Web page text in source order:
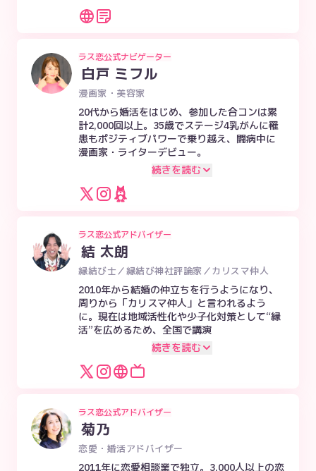
ラス恋公式ナビゲーター
白戸 ミフル
漫画家・美容家
20代から婚活をはじめ、参加した合コンは累
計2,000回以上。35歳でステージ4乳がんに罹
患もポジティブパワーで乗り越え、闘病中に
漫画家・ライターデビュー。
続きを読む
ラス恋公式アドバイザー
結 太朗
縁結び士／縁結び神社評論家／カリスマ仲人
2010年から結婚の仲立ちを行うようになり、
周りから「カリスマ仲人」と言われるよう
に。現在は地域活性化や少子化対策として“縁
活”を広めるため、全国で講演
続きを読む
ラス恋公式アドバイザー
菊乃
恋愛・婚活アドバイザー
2011年に恋愛相談業で独立。3,000人以上の恋